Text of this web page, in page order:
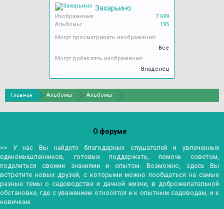
Захарьино
Изображения:
7.699
Альбомы:
195
Могут просматривать изображения:
Все
Могут добавлять изображения:
Владелец
Главная Альбомы Альбомы
О форуме
>> У нас Вы найдете благодарных слушателей и увлеченных
единомышленников, готовых поддержать, помочь советом,
поделиться своими знаниями и опытом. Возможно, здесь Вы
встретите новых друзей, с которыми можно пообщаться на самые
разные темы о садоводстве и дачной жизни, в доброжелательной
обстановке, где с уважением относятся и к опытным садоводам, и к
новичкам.